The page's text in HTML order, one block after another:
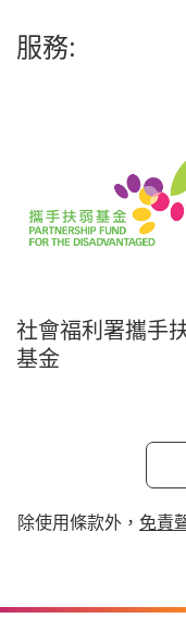
服務:
社會福利署攜手
基金
除使用條款外， 免責